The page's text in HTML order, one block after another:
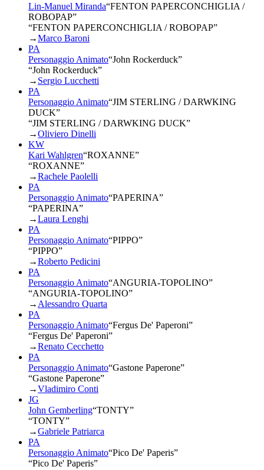
Lin-Manuel Miranda“FENTON PAPERCONCHIGLIA /
ROBOPAP”
“FENTON PAPERCONCHIGLIA / ROBOPAP”
→Marco Baroni
PA
Personaggio Animato“John Rockerduck”
“John Rockerduck”
→ Sergio Lucchetti
PA
Personaggio Animato“JIM STERLING / DARWKING
DUCK”
“JIM STERLING / DARWKING DUCK”
→Oliviero Dinelli
KW
Kari Wahlgren“ROXANNE”
“ROXANNE”
→Rachele Paolelli
PA
Personaggio Animato“PAPERINA”
“PAPERINA”
→Laura Lenghi
PA
Personaggio Animato“PIPPO”
“PIPPO”
→Roberto Pedicini
PA
Personaggio Animato“ANGURIA-TOPOLINO”
“ANGURIA-TOPOLINO”
→ Alessandro Quarta
PA
Personaggio Animato“Fergus De' Paperoni”
“Fergus De' Paperoni”
→Renato Cecchetto
PA
Personaggio Animato“Gastone Paperone”
“Gastone Paperone”
→Vladimiro Conti
JG
John Gemberling“TONTY”
“TONTY”
→Gabriele Patriarca
PA
Personaggio Animato“Pico De' Paperis”
“Pico De' Paperis”